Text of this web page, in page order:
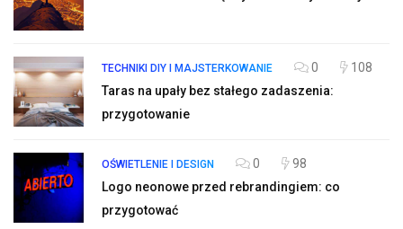
TECHNIKI DIY I MAJSTERKOWANIE 0
108
Taras na upały bez stałego zadaszenia:
przygotowanie
OŚWIETLENIE I DESIGN 0
98
Logo neonowe przed rebrandingiem: co
przygotować